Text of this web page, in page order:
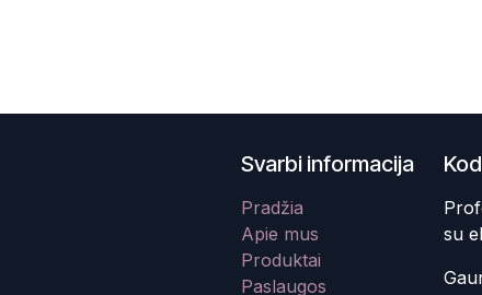
su
Svarbi informacija
Pradžia
Apie mus
Produktai
Paslaugos